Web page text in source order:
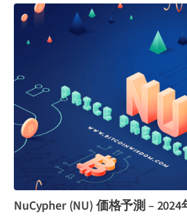
NuCypher (NU) 価格予測 –